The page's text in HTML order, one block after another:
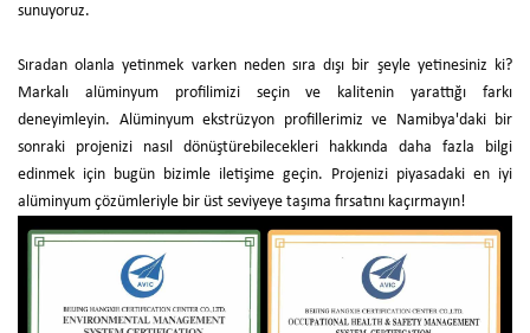
sunuyoruz.
Sıradan olanla yetinmek varken neden sıra dışı bir şeyle yetinesiniz ki?
Markalı alüminyum profilimizi seçin ve kalitenin yarattığı farkı
deneyimleyin. Alüminyum ekstrüzyon profillerimiz ve Namibya'daki bir
sonraki projenizi nasıl dönüştürebilecekleri hakkında daha fazla bilgi
edinmek için bugün bizimle iletişime geçin. Projenizi piyasadaki en iyi
alüminyum çözümleriyle bir üst seviyeye taşıma fırsatını kaçırmayın!